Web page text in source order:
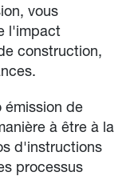
vous
l'impact
construction,
émission de
à être à la
d'instructions
processus